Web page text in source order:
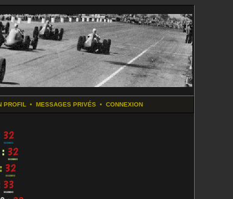
PROFIL • MESSAGES PRIVÉS• CONNEXION